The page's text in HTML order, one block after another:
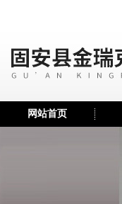
网站首页